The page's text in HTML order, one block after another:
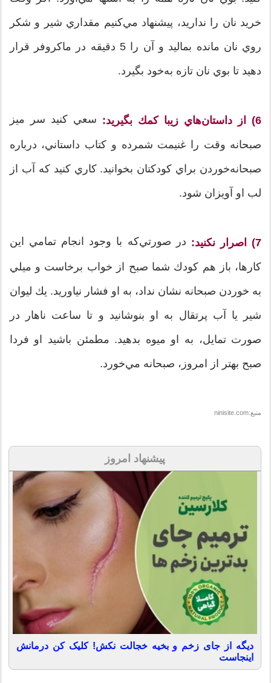
خريد نان را نداريد، پيشنهاد مي‌كنيم مقداري شير و شكر
روي نان مانده بماليد و آن را 5 دقيقه در ماكروفر قرار
دهيد تا بوي نان تازه به‌خود بگيرد.
6) از داستان‌هاي زيبا كمك بگيريد: سعي كنيد سر ميز
صبحانه وقت را غنيمت شمرده و كتاب داستاني، درباره
صبحانه‌خوردن براي كودكتان بخوانيد. كاري كنيد كه آب از
لب او آويزان شود.
7) اصرار نكنيد: در صورتي‌كه با وجود انجام تمامي اين
كارها، باز هم كودك شما صبح از خواب برخاست و ميلي
به خوردن صبحانه نشان نداد، به او فشار نياوريد. يك ليوان
شير يا آب پرتقال به او بنوشانيد و تا ساعت ناهار در
صورت تمايل، به او ميوه بدهيد. مطمئن باشيد او فردا
صبح بهتر از امروز، صبحانه مي‌خورد.
منبع:ninisite.com
پیشنهاد امروز
دیگه از جای زخم و بخیه خجالت نکش! کلیک کن درمانش
اینجاست